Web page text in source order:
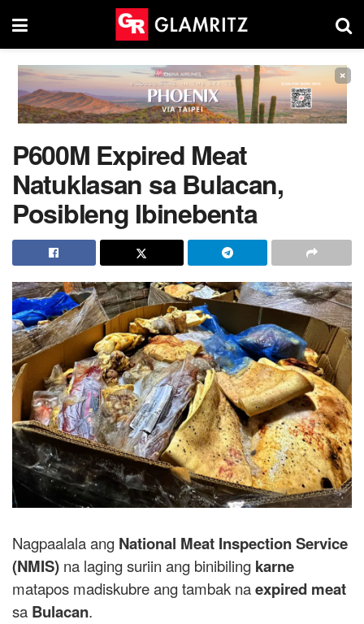
×
P600M Expired Meat
Natuklasan sa Bulacan,
Posibleng Ibinebenta
Nagpaalala ang National Meat Inspection Service
(NMIS) na laging suriin ang binibiling karne
matapos madiskubre ang tambak naexpired meat
sa Bulacan.